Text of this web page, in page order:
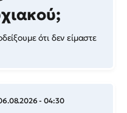
ότι δεν είμαστε
- 04:30